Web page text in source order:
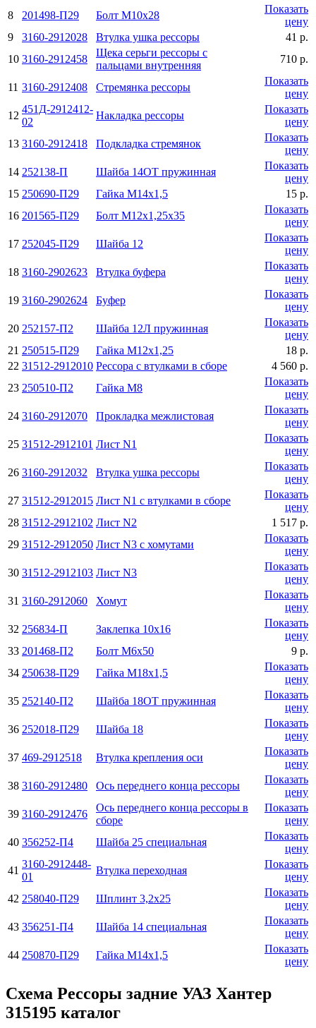
8
201498-П29 Болт М10х28
Показать
цену
9
3160-2912028 Втулка ушка рессоры
41 р.
10 3160-2912458
Щека серьги рессоры с
пальцами внутренняя
710 р.
11 3160-2912408 Стремянка рессоры
Показать
цену
12
451Д-2912412-
02
Накладка рессоры
Показать
цену
13 3160-2912418 Подкладка стремянок
Показать
цену
14 252138-П Шайба 14ОТ пружинная
Показать
цену
15 250690-П29 Гайка М14х1,5
15 р.
16 201565-П29 Болт М12х1,25х35
Показать
цену
17 252045-П29 Шайба 12
Показать
цену
18 3160-2902623 Втулка буфера
Показать
цену
19 3160-2902624 Буфер
Показать
цену
20 252157-П2 Шайба 12Л пружинная
Показать
цену
21 250515-П29 Гайка М12х1,25
18 р.
22 31512-2912010 Рессора с втулками в сборе
4 560 р.
23 250510-П2 Гайка М8
Показать
цену
24 3160-2912070 Прокладка межлистовая
Показать
цену
25 31512-2912101 Лист N1
Показать
цену
26 3160-2912032 Втулка ушка рессоры
Показать
цену
27 31512-2912015 Лист N1 с втулками в сборе
Показать
цену
28 31512-2912102 Лист N2
1 517 р.
29 31512-2912050 Лист N3 с хомутами
Показать
цену
30 31512-2912103 Лист N3
Показать
цену
31 3160-2912060 Хомут
Показать
цену
32 256834-П Заклепка 10х16
Показать
цену
33 201468-П2 Болт М6х50
9 р.
34 250638-П29 Гайка М18х1,5
Показать
цену
35 252140-П2 Шайба 18ОТ пружинная
Показать
цену
36 252018-П29 Шайба 18
Показать
цену
37 469-2912518 Втулка крепления оси
Показать
цену
38 3160-2912480 Ось переднего конца рессоры
Показать
цену
39 3160-2912476
Ось переднего конца рессоры в
сборе
Показать
цену
40 356252-П4 Шайба 25 специальная
Показать
цену
41
3160-2912448-
01
Втулка переходная
Показать
цену
42 258040-П29 Шплинт 3,2х25
Показать
цену
43 356251-П4 Шайба 14 специальная
Показать
цену
44 250870-П29 Гайка М14х1,5
Показать
цену
Схема Рессоры задние УАЗ Хантер
315195 каталог